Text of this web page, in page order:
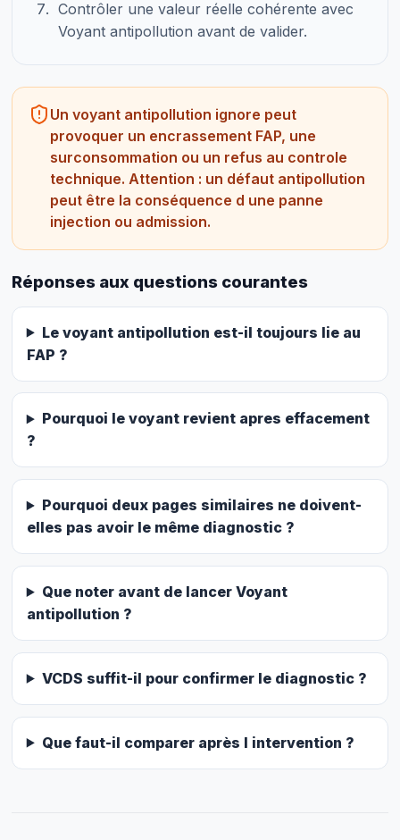
Contrôler une valeur réelle cohérente avec
Voyant antipollution avant de valider.
Un voyant antipollution ignore peut
provoquer un encrassement FAP, une
surconsommation ou un refus au controle
technique. Attention : un défaut antipollution
peut être la conséquence d une panne
injection ou admission.
Réponses aux questions courantes
Le voyant antipollution est-il toujours lie au
FAP ?
Pourquoi le voyant revient apres effacement
?
Pourquoi deux pages similaires ne doivent-
elles pas avoir le même diagnostic ?
Que noter avant de lancer Voyant
antipollution ?
VCDS suffit-il pour confirmer le diagnostic ?
Que faut-il comparer après l intervention ?